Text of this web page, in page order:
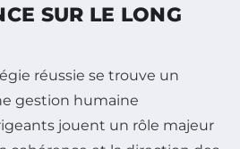
SUR LE LONG
réussie se trouve un
gestion humaine
jouent un rôle majeur